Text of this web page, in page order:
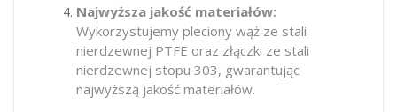
Najwyższa jakość materiałów:
Wykorzystujemy pleciony wąż ze stali
nierdzewnej PTFE oraz złączki ze stali
nierdzewnej stopu 303, gwarantując
najwyższą jakość materiałów.